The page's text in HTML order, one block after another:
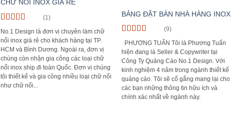
CHỮ NỔI INOX GIÁ RẺ
Rated5out
of 5
(1)
No.1 Design là đơn vị chuyên làm chữ
nổi inox giá rẻ cho khách hàng tại TP.
HCM và Bình Dương. Ngoài ra, đơn vị
chúng còn nhận gia công các loại chữ
nổi inox ship đi toàn Quốc. Đơn vị chúng
tôi thiết kế và gia công nhiều loại chữ nổi
như chữ nổi...
BẢNG ĐẶT BÀN NHÀ HÀNG INOX
Rated5out
of 5
(9)
PHƯƠNG TUẤN Tôi là Phương Tuấn
hiện đang là Seller & Copywriter tại
Công Ty Quảng Cáo No.1 Design. Với
kinh nghiệm 4 năm trong ngành thiết kế
quảng cáo. Tôi sẽ cố gắng mang lại cho
các bạn những thông tin hữu ích và
chính xác nhất về ngành này.